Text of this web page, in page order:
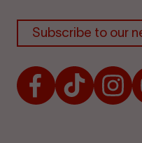
Subscribe to our
FacebookTikTok